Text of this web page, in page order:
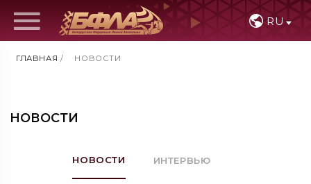
RU
ГЛАВНАЯ / НОВОСТИ
НОВОСТИ
НОВОСТИ ИНТЕРВЬЮ